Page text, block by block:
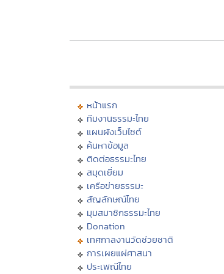
หน้าแรก
ทีมงานธรรมะไทย
แผนผังเว็บไซต์
ค้นหาข้อมูล
ติดต่อธรรมะไทย
สมุดเยี่ยม
เครือข่ายธรรมะ
สัญลักษณ์ไทย
มุมสมาชิกธรรมะไทย
Donation
เทศกาลงานวัดช่วยชาติ
การเผยแผ่ศาสนา
ประเพณีไทย